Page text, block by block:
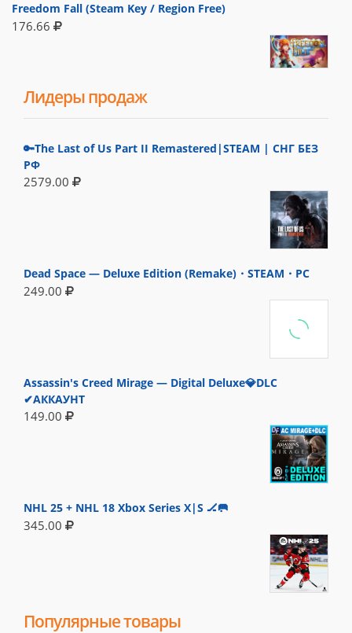
Freedom Fall (Steam Key / Region Free)
176.66
Лидеры продаж
🔑The Last of Us Part II Remastered|STEAM | СНГ БЕЗ
РФ
2579.00
Dead Space — Deluxe Edition (Remake)・STEAM・PC
249.00
Assassin's Creed Mirage — Digital Deluxe💎DLC
✔АККАУНТ
149.00
NHL 25 + NHL 18 Xbox Series X|S 🏒🥅
345.00
Популярные товары